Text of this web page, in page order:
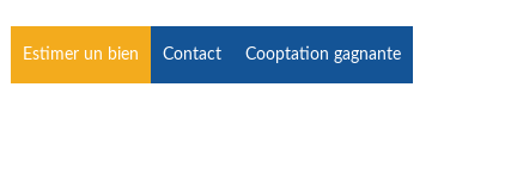
Estimer un bien Contact Cooptation gagnante